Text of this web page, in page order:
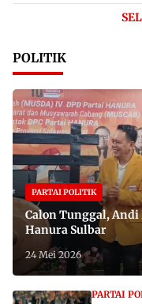
POLITIK
PARTAI POLITIK
Calon Tunggal,
Hanura Sulbar
24 Mei 2026
PARTAI